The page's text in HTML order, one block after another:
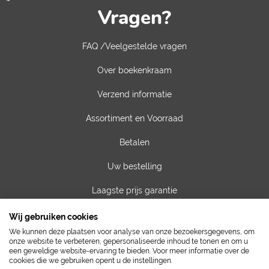
Vragen?
FAQ /Veelgestelde vragen
Over boekenkraam
Verzend informatie
Assortiment en Voorraad
Betalen
Uw bestelling
Laagste prijs garantie
Privacy van gegevens
Algemene voorwaarden
Contact
Wij gebruiken cookies
We kunnen deze plaatsen voor analyse van onze bezoekersgegevens, om
onze website te verbeteren, gepersonaliseerde inhoud te tonen en om u
een geweldige website-ervaring te bieden. Voor meer informatie over de
cookies die we gebruiken opent u de instellingen.